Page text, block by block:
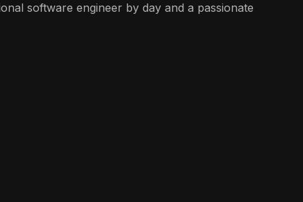
software engineer by day and a passionate